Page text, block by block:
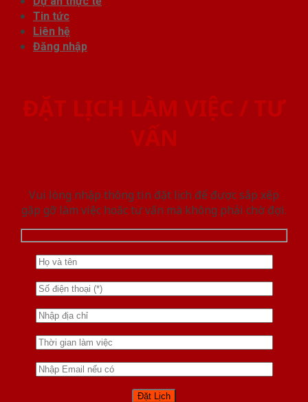
Tin tức
Liên hệ
Đăng nhập
ĐẶT LỊCH LÀM VIỆC / TƯ
VẤN
Vui lòng nhập thông tin đặt lịch để được sắp xếp
gặp gỡ làm việc hoăc tư vấn mà không phải chờ đợi.